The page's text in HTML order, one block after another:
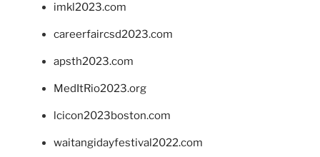
imkl2023.com
careerfaircsd2023.com
apsth2023.com
MedItRio2023.org
lcicon2023boston.com
waitangidayfestival2022.com